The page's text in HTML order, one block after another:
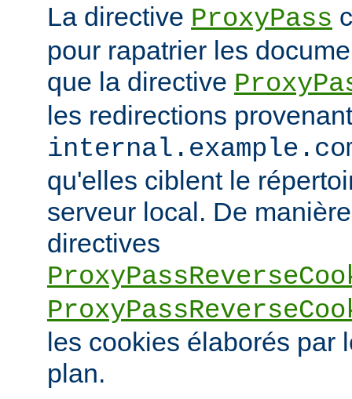
La directive ProxyPass
pour rapatrier les
que la directive
les redirections
qu'elles ciblent le
serveur local. De
directives
les cookies élaborés par
plan.